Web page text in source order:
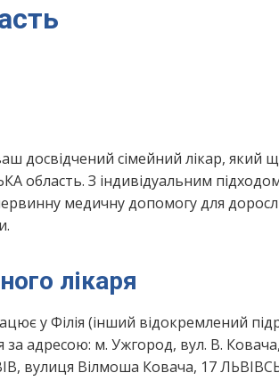
ваш досвідчений сімейний лікар,
область. З індивідуальним
первинну медичну допомогу для
лікаря
у Філія (інший відокремлений
за адресою: м. Ужгород, вул. В.
вулиця Вілмоша Ковача, 17